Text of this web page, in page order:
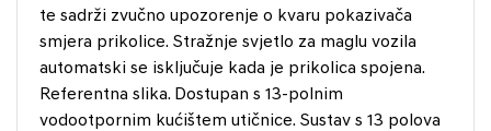
te sadrži zvučno upozorenje o kvaru pokazivača
smjera prikolice. Stražnje svjetlo za maglu vozila
automatski se isključuje kada je prikolica spojena.
Referentna slika. Dostupan s 13-polnim
vodootpornim kućištem utičnice. Sustav s 13 polova